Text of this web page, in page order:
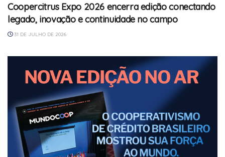
Coopercitrus Expo 2026 encerra edição conectando
legado, inovação e continuidade no campo
31 DE JULHO DE 2026